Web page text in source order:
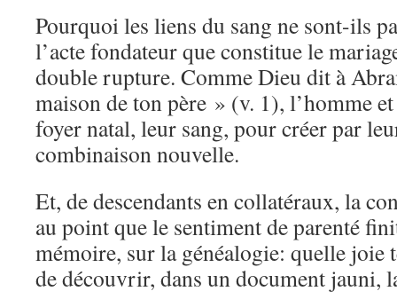
Pourquoi les liens du sang ne sont-ils
l’acte fondateur que constitue le
double rupture. Comme Dieu dit à
maison de ton père » (v. 1), l’homme
foyer natal, leur sang, pour créer par
combinaison nouvelle.
Et, de descendants en collatéraux, la
au point que le sentiment de parenté
mémoire, sur la généalogie: quelle joie
de découvrir, dans un document jauni,